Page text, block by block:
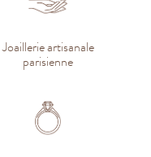
Joaillerie artisanale
parisienne